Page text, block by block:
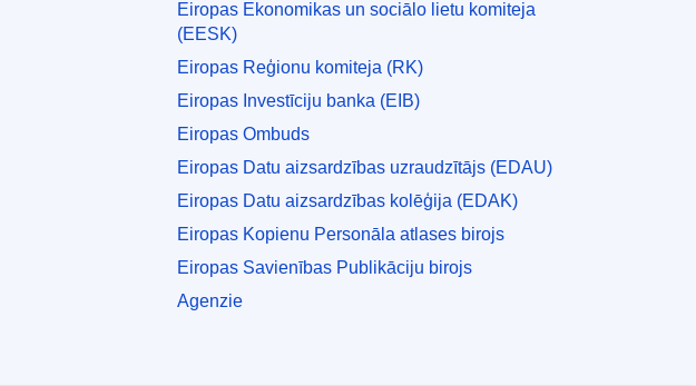
Eiropas Ekonomikas un sociālo lietu komiteja
(EESK)
Eiropas Reģionu komiteja (RK)
Eiropas Investīciju banka (EIB)
Eiropas Ombuds
Eiropas Datu aizsardzības uzraudzītājs (EDAU)
Eiropas Datu aizsardzības kolēģija (EDAK)
Eiropas Kopienu Personāla atlases birojs
Eiropas Savienības Publikāciju birojs
Agenzie